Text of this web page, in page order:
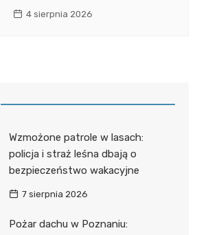
4 sierpnia 2026
Wzmożone patrole w lasach:
policja i straż leśna dbają o
bezpieczeństwo wakacyjne
7 sierpnia 2026
Pożar dachu w Poznaniu: